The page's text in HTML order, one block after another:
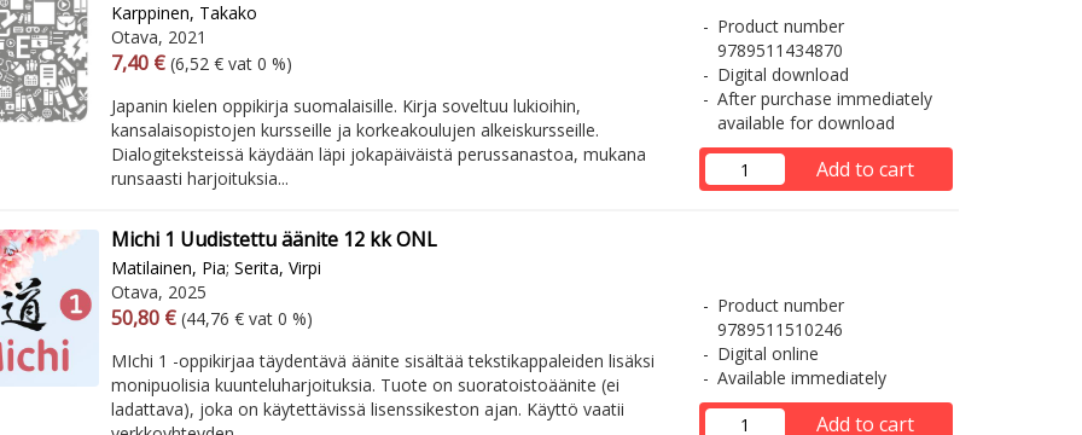
Karppinen, Takako
Otava, 2021
Arvonlisäverollinen hinta
7,40 € Excl. vat
(6,52 € vat 0 %)
Japanin kielen oppikirja suomalaisille. Kirja soveltuu lukioihin,
kansalaisopistojen kursseille ja korkeakoulujen alkeiskursseille.
Dialogiteksteissä käydään läpi jokapäiväistä perussanastoa, mukana
runsaasti harjoituksia...
Product number
9789511434870
Digital download
After purchase immediately
available for download
Add to cart
Michi 1 Uudistettu äänite 12 kk ONL
Matilainen, Pia; Serita, Virpi
Otava, 2025
Arvonlisäverollinen hinta
50,80 € Excl. vat
(44,76 € vat 0 %)
MIchi 1 -oppikirjaa täydentävä äänite sisältää tekstikappaleiden lisäksi
monipuolisia kuunteluharjoituksia. Tuote on suoratoistoäänite (ei
ladattava), joka on käytettävissä lisenssikeston ajan. Käyttö vaatii
Product number
9789511510246
Digital online
Available immediately
Add to cart